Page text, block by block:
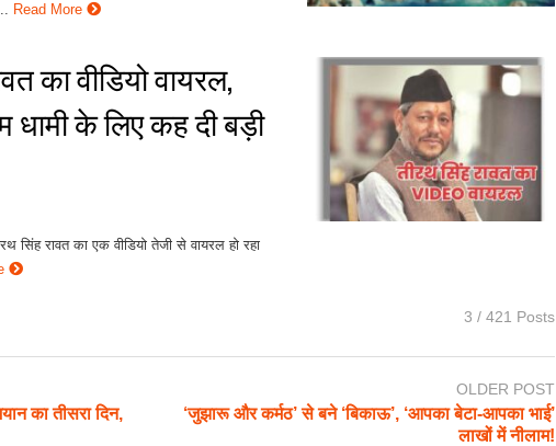
Read More
का वीडियो वायरल,
के लिए कह दी बड़ी
सिंह रावत का एक वीडियो तेजी से वायरल हो रहा
3 / 421 Posts
का तीसरा दिन,
OLDER POST
‘जुझारू और कर्मठ’ से बने ‘बिकाऊ’, ‘आपका बेटा-आपका भाई’
लाखों में नीलाम!